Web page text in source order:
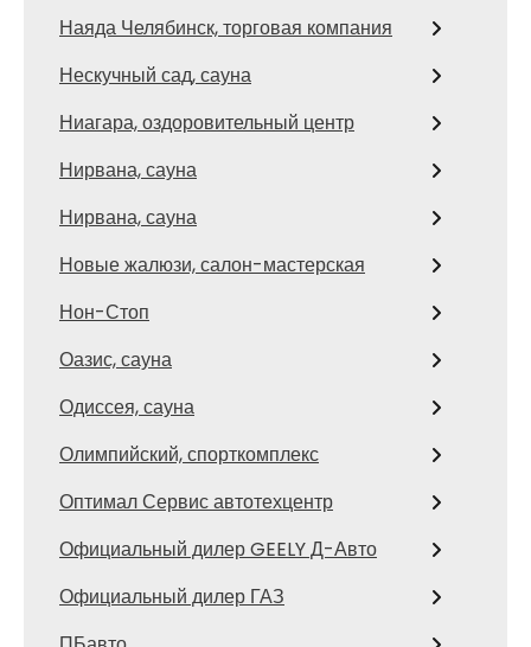
Наяда Челябинск, торговая компания
Нескучный сад, сауна
Ниагара, оздоровительный центр
Нирвана, сауна
Нирвана, сауна
Новые жалюзи, салон-мастерская
Нон-Стоп
Оазис, сауна
Одиссея, сауна
Олимпийский, спорткомплекс
Оптимал Сервис автотехцентр
Официальный дилер GEELY Д-Авто
Официальный дилер ГАЗ